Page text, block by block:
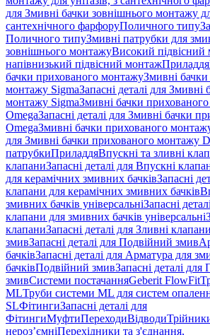
для Змивні бачки зовнішнього монтажу
сантехнічного фарфоруПоличного типу
Поличного типуЗмивні патрубки для
зовнішнього монтажуВисокий підвісний
напівнизький підвісний монтажПриладдя
бачки прихованого монтажуЗмивні
монтажу SigmaЗапасні деталі для
монтажу SigmaЗмивні бачки
OmegaЗапасні деталі для Змивні бачки
OmegaЗмивні бачки прихованого
для Змивні бачки прихованого монтажу
патрубкиПриладдяВпускні та зливні
клапаниЗапасні деталі для Впускні
для керамічних змивних бачківЗапасні
клапани для керамічних змивних бачків
змивних бачків універсальніЗапасні
клапани для змивних бачків універсальні
клапаниЗапасні деталі для Зливні клапани
змивЗапасні деталі для Подвійний змив
бачкiвЗапасні деталі для Арматура для
бачкiвПодвійний змивЗапасні деталі для
змивСистеми постачанняGeberit FlowFit
MLТруби системи ML для систем
SLФітингиЗапасні деталі для
ФітингиМуфтиПереходиВідводи
нероз’ємніПерехідники та з'єднання,